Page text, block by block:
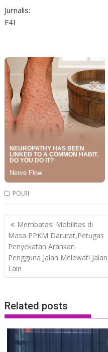
Jurnalis:
F4I
POLRI
Post
navigation
Membatasi Mobilitas di
Masa PPKM Darurat,Petugas
Penyekatan Arahkan
Pengguna Jalan Melewati Jalan
Lain
Related posts